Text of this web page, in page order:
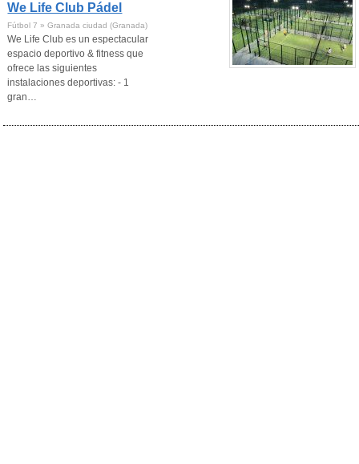
We Life Club Pádel
Fútbol 7 » Granada ciudad (Granada)
We Life Club es un espectacular
espacio deportivo & fitness que
ofrece las siguientes
instalaciones deportivas: - 1
gran…